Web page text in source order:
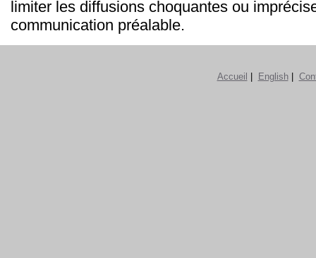
limiter les diffusions choquantes ou
communication préalable.
Accueil English|